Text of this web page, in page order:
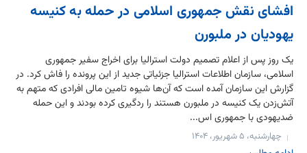
افشای نقش جمهوری اسلامی در حمله به کنیسه
یهودیان در ملبورن
یک روز پس از اعلام تصمیم دولت استرالیا برای اخراج سفیر جمهوری
اسلامی، سازمان اطلاعات استرالیا جزئیاتی جدید از این پرونده را فاش کرد. در
گزارش این سازمان آمده است که آن‌ها شیوه تامین مالی افرادی که متهم به
آتش‌زدن یک کنیسه در ملبورن هستند را ردگیری کرده بودند و این حمله
ضدیهودی با جمهوری اس...
چهارشنبه، ۵ شهریور، ۱۴۰۴